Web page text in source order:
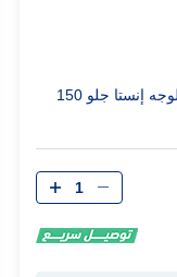
جلو اند لافلي غسول الوجه إنستا جلو 150
الكمية